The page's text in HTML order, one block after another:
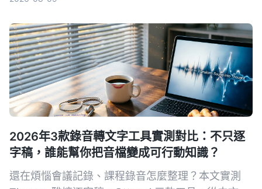
2026年3款錄音轉文字工具實測對比：不只逐
字稿，誰能幫你把音檔變成可行動知識？
還在煩惱會議記錄、課程錄音怎麼整理？本文實測